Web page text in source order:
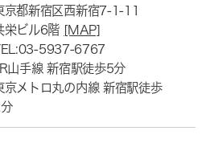
京都新宿区西新宿7-1-11
栄ビル6階 [MAP]
5937-6767
山手線 新宿駅徒歩5分
京メトロ丸の内線 新宿駅徒歩